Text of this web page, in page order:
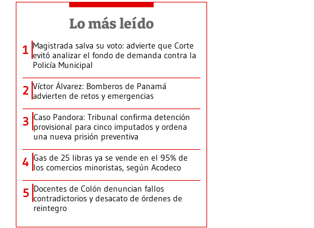
Lo más leído
1 Magistrada salva su voto: advierte que Corte
evitó analizar el fondo de demanda contra la
Policía Municipal
2 Víctor Álvarez: Bomberos de Panamá
advierten de retos y emergencias
3 Caso Pandora: Tribunal confirma detención
provisional para cinco imputados y ordena
una nueva prisión preventiva
4 Gas de 25 libras ya se vende en el 95% de
los comercios minoristas, según Acodeco
5 Docentes de Colón denuncian fallos
contradictorios y desacato de órdenes de
reintegro